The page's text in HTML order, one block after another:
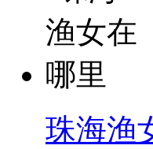
珠海渔